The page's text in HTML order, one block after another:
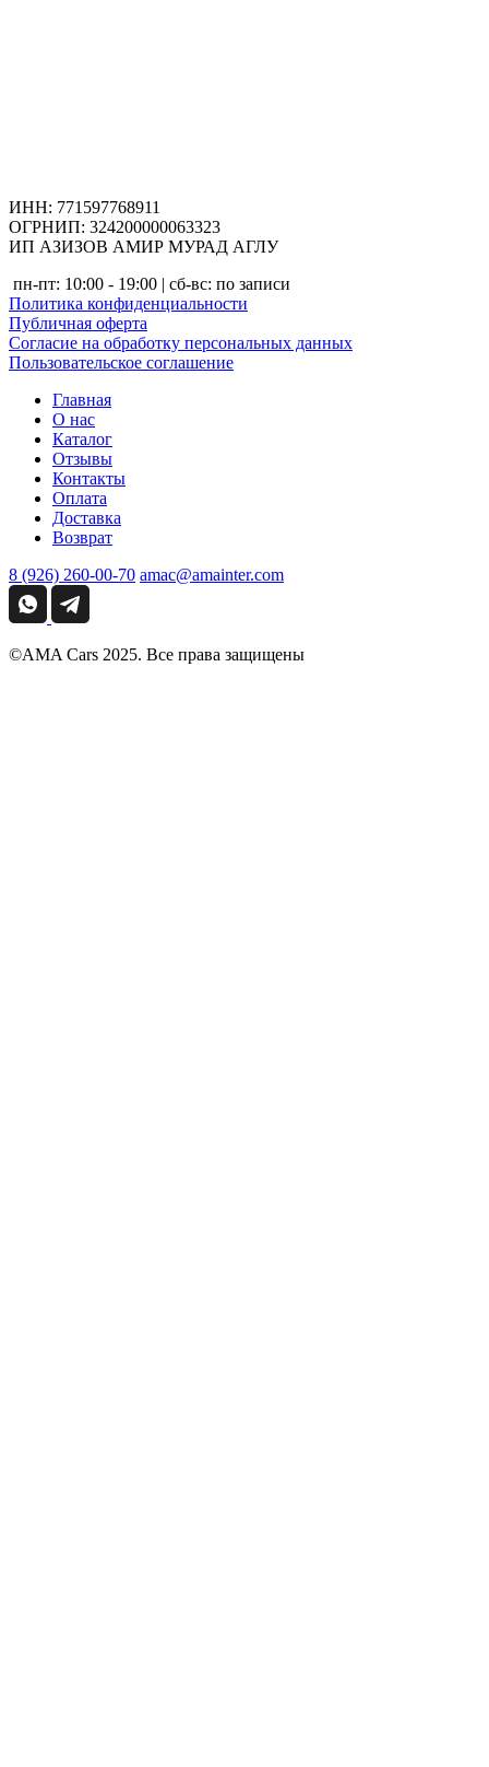
ИНН: 771597768911
ОГРНИП: 324200000063323
ИП АЗИЗОВ АМИР МУРАД АГЛУ
пн-пт: 10:00 - 19:00 | сб-вс: по записи
Политика конфиденциальности
Публичная оферта
Согласие на обработку персональных данных
Пользовательское соглашение
Главная
О нас
Каталог
Отзывы
Контакты
Оплата
Доставка
Возврат
8 (926) 260-00-70 amac@amainter.com
©AMA Cars 2025. Все права защищены